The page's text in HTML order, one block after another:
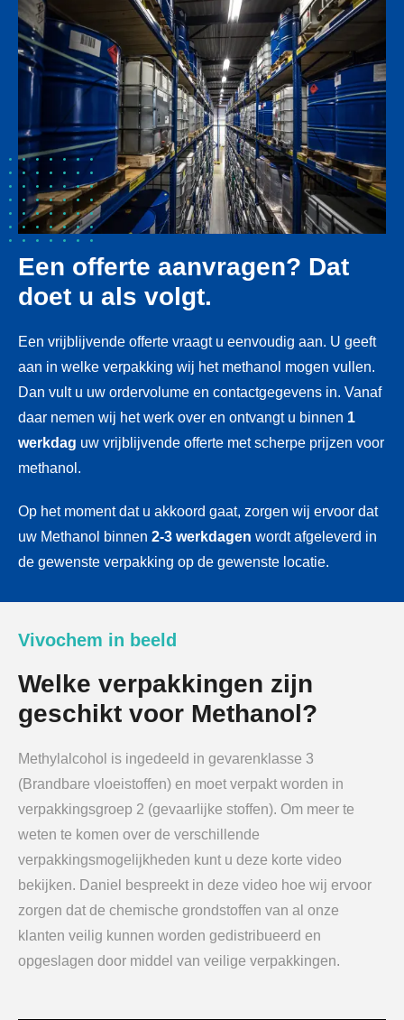
Een offerte aanvragen? Dat
doet u als volgt.
Een vrijblijvende offerte vraagt u eenvoudig aan. U geeft
aan in welke verpakking wij het methanol mogen vullen.
Dan vult u uw ordervolume en contactgegevens in. Vanaf
daar nemen wij het werk over en ontvangt u binnen 1
werkdag uw vrijblijvende offerte met scherpe prijzen voor
methanol.
Op het moment dat u akkoord gaat, zorgen wij ervoor dat
uw Methanol binnen 2-3 werkdagen wordt afgeleverd in
de gewenste verpakking op de gewenste locatie.
Vivochem in beeld
Welke verpakkingen zijn
geschikt voor Methanol?
Methylalcohol is ingedeeld in gevarenklasse 3
(Brandbare vloeistoffen) en moet verpakt worden in
verpakkingsgroep 2 (gevaarlijke stoffen). Om meer te
weten te komen over de verschillende
verpakkingsmogelijkheden kunt u deze korte video
bekijken. Daniel bespreekt in deze video hoe wij ervoor
zorgen dat de chemische grondstoffen van al onze
klanten veilig kunnen worden gedistribueerd en
opgeslagen door middel van veilige verpakkingen.